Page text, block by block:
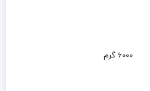
6000 گرم